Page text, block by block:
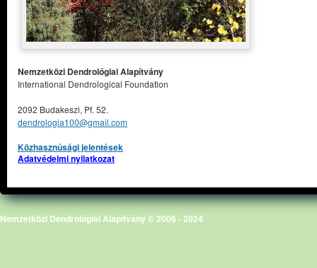
Nemzetközi Dendrológiai Alapítvány
International Dendrological Foundation
2092 Budakeszi, Pf. 52.
dendrologia100@gmail.com
Közhasznúsági jelentések
Adatvédelmi nyilatkozat
Nemzetközi Dendrológiai Alapítvány © 2006 - 2024